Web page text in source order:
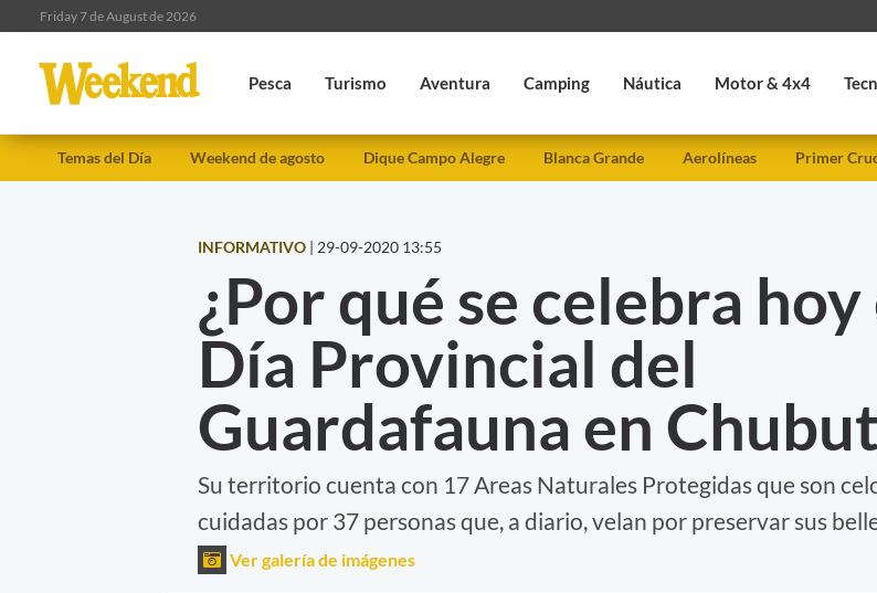
Friday 7 de August de 2026
Pesca Turismo Aventura Camping Náutica Motor & 4x4
Temas del Día Weekend de agosto Dique Campo Alegre Blanca Grande Aerolíneas Primer
INFORMATIVO | 29-09-2020 13:55
¿Por qué se celebra hoy
Día Provincial del
Guardafauna en
Su territorio cuenta con 17 Areas Naturales Protegidas que son
cuidadas por 37 personas que, a diario, velan por preservar sus
Ver galería de imágenes